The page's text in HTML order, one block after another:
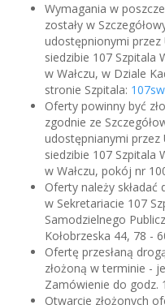
Wymagania w
zostały w
udostępnionymi
siedzibie 107 Szpitala
w Wałczu, w Dziale
stronie Szpitala:
Oferty powinny być
zgodnie ze
udostępnianymi
siedzibie 107 Szpitala
w Wałczu, pokój nr
Oferty należy składać
w Sekretariacie 107
Samodzielnego
Kołobrzeska 44, 78 -
Ofertę przesłaną
złożoną w terminie -
Zamówienie do godz.
Otwarcie złożonych